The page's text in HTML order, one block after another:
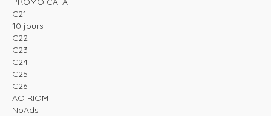
C21
10 jours
C22
C23
C24
C25
C26
AO RIOM
NoAds